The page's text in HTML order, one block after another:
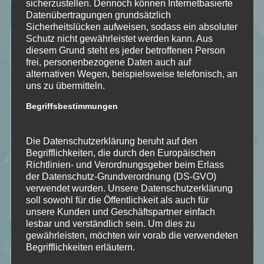
Kategorien
Allgemein
Bookish – Bingo
Mit Humor genommen
Neuzugänge
Rezension
Top Ten Thursday
Aktuelle Beiträge
sicherzustellen. Dennoch können Internetbasierte
Datenübertragungen grundsätzlich
Sicherheitslücken aufweisen, sodass ein absoluter
Schutz nicht gewährleistet werden kann. Aus
diesem Grund steht es jeder betroffenen Person
frei, personenbezogene Daten auch auf
alternativen Wegen, beispielsweise telefonisch, an
uns zu übermitteln.
Begriffsbestimmungen
Die Datenschutzerklärung beruht auf den
Begrifflichkeiten, die durch den Europäischen
Richtlinien- und Verordnungsgeber beim Erlass
der Datenschutz-Grundverordnung (DS-GVO)
verwendet wurden. Unsere Datenschutzerklärung
soll sowohl für die Öffentlichkeit als auch für
unsere Kunden und Geschäftspartner einfach
lesbar und verständlich sein. Um dies zu
gewährleisten, möchten wir vorab die verwendeten
Begrifflichkeiten erläutern.